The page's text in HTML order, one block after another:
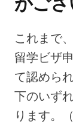
これまで
留学ビザ
て認めら
下のいず
ります。